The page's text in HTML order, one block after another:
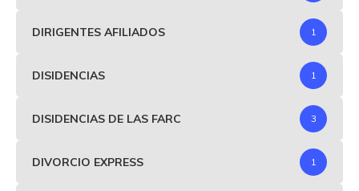
DIRIGENTES AFILIADOS 1
DISIDENCIAS 1
DISIDENCIAS DE LAS FARC 3
DIVORCIO EXPRESS 1